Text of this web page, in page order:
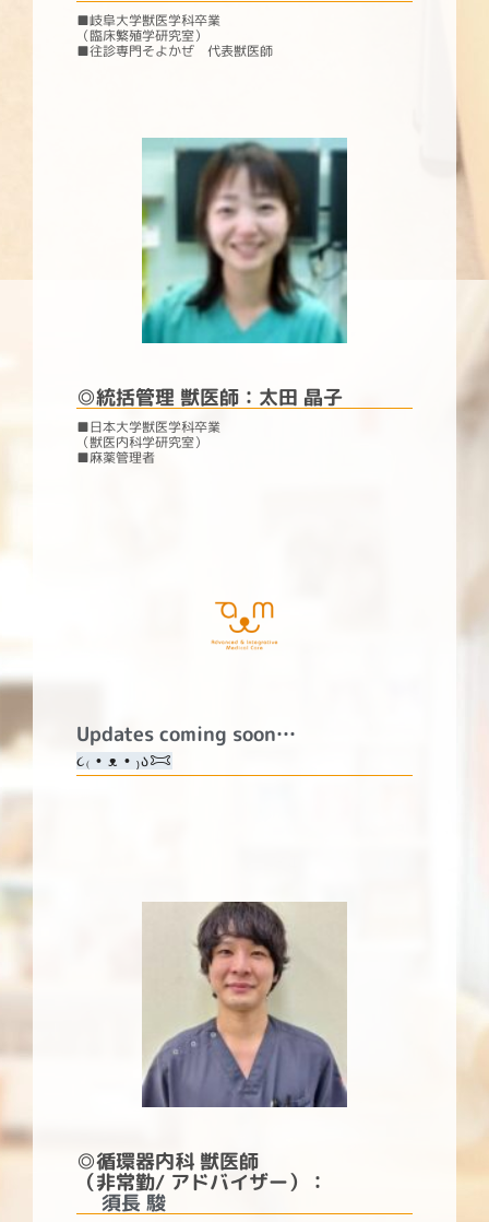
■岐阜大学獣医学科卒業
（臨床繁殖学研究室）
■往診専門そよかぜ 代表獣医師
◎統括管理 獣医師：太田 晶子
■日本大学獣医学科卒業
（獣医内科学研究室）
■麻薬管理者
Updates coming soon…
૮₍ • ᴥ • ₎ა𐂯
◎循環器内科 獣医師
（非常勤/ アドバイザー） ：
須長 駿